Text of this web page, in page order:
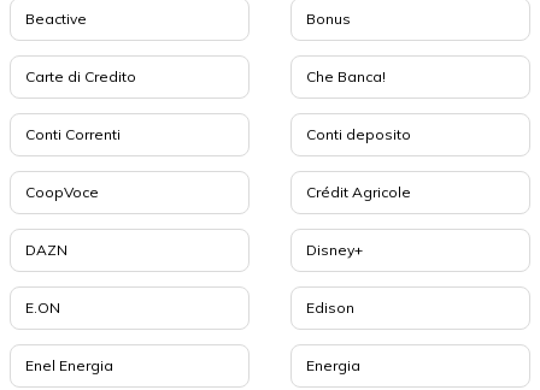
Beactive Bonus
Carte di Credito Che Banca!
Conti Correnti Conti deposito
CoopVoce Crédit Agricole
DAZN Disney+
E.ON Edison
Enel Energia Energia